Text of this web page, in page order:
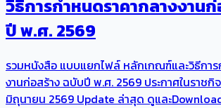
วิธีการกําหนดราคากลางงาน
ปี พ.ศ. 2569
รวมหนังสือ แบบแยกไฟล์ หลักเกณฑ์และวิธีกา
งานก่อสร้าง ฉบับปี พ.ศ. 2569 ประกาศในราชกิ
มิถุนายน 2569 Update ล่าสุด ดูและ